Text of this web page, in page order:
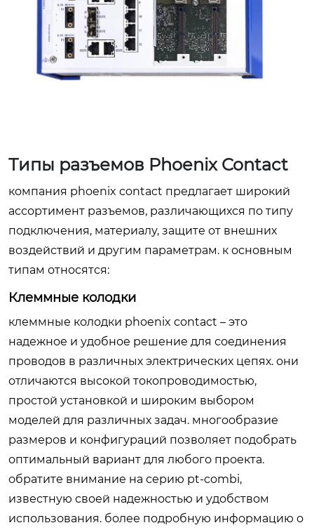
Типы разъемов Phoenix Contact
компания phoenix contact предлагает широкий
ассортимент разъемов, различающихся по типу
подключения, материалу, защите от внешних
воздействий и другим параметрам. к основным
типам относятся:
Клеммные колодки
клеммные колодки phoenix contact – это
надежное и удобное решение для соединения
проводов в различных электрических цепях. они
отличаются высокой токопроводимостью,
простой установкой и широким выбором
моделей для различных задач. многообразие
размеров и конфигураций позволяет подобрать
оптимальный вариант для любого проекта.
обратите внимание на серию pt-combi,
известную своей надежностью и удобством
использования. более подробную информацию о